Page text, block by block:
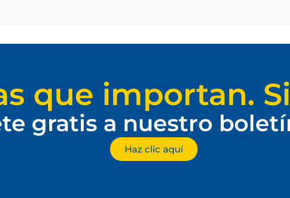
que importan.
gratis a nuestro
Haz clic aquí